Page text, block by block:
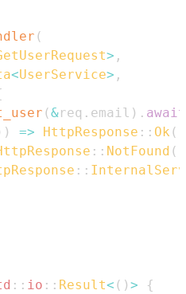
(
> ,
<UserService> ,
(&req . email ) . await
) => HttpResponse :: Ok (
:: NotFound (
::
:: io :: Result< ( ) >
{